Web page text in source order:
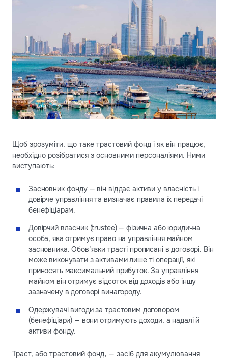
Щоб зрозуміти, що таке трастовий фонд і як він працює,
необхідно розібратися з основними персоналіями. Ними
виступають:
Засновник фонду — він віддає активи у власність і
довірче управління та визначає правила їх передачі
бенефіціарам.
Довірчий власник (trustee) — фізична або юридична
особа, яка отримує право на управління майном
засновника. Обов’язки трасті прописані в договорі. Він
може виконувати з активами лише ті операції, які
приносять максимальний прибуток. За управління
майном він отримує відсоток від доходів або іншу
зазначену в договорі винагороду.
Одержувачі вигоди за трастовим договором
(бенефіціари) — вони отримують доходи, а надалі й
активи фонду.
Траст, або трастовий фонд, — засіб для акумулювання